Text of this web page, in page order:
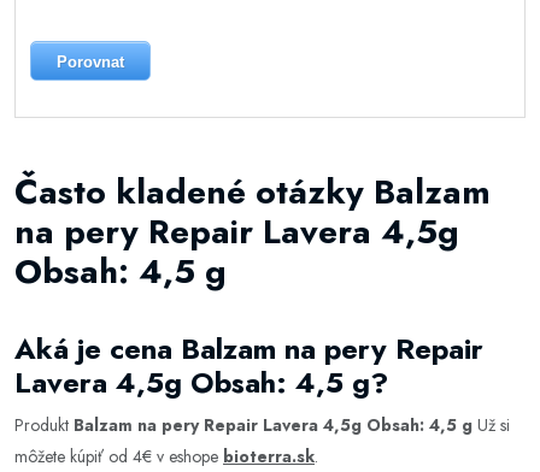
Porovnat
Často kladené otázky Balzam
na pery Repair Lavera 4,5g
Obsah: 4,5 g
Aká je cena Balzam na pery Repair
Lavera 4,5g Obsah: 4,5 g?
Produkt Balzam na pery Repair Lavera 4,5g Obsah: 4,5 g Už si
môžete kúpiť od 4€ v eshope bioterra.sk.